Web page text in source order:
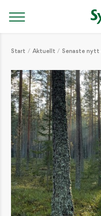
Start Aktuellt Senaste nytt